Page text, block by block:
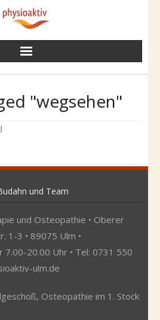
"wegsehen"
und Team
und Osteopathie • Oberer
1-3 • 89075 Ulm •
7.00-20.00 Uhr • Tel: 0731 550
ulm.de
Osteopathie im 1. Stock